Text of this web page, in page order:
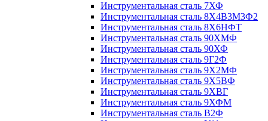
Инструментальная сталь 7ХФ
Инструментальная сталь 8Х4В3М3Ф2
Инструментальная сталь 8Х6НФТ
Инструментальная сталь 90ХМФ
Инструментальная сталь 90ХФ
Инструментальная сталь 9Г2Ф
Инструментальная сталь 9Х2МФ
Инструментальная сталь 9Х5ВФ
Инструментальная сталь 9ХВГ
Инструментальная сталь 9ХФМ
Инструментальная сталь В2Ф